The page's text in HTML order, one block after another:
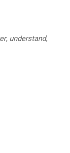
understand,